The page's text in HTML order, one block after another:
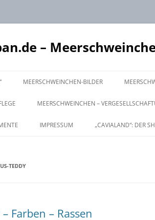
–
MEERSCHWEINCHEN-BILDER
VERHALTEN
HAARKLEID & HAUT / CHECK UP
MEERSCHWEINCHEN –
GRUPPEN-ZUSAMMENSETZUNG
IMPRESSUM „CAVIALAND“: DER
US-TEDDY
Farben – Rassen